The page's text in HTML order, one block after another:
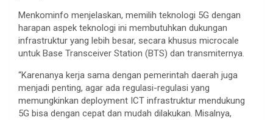
Menkominfo menjelaskan, memilih teknologi 5G dengan
harapan aspek teknologi ini membutuhkan dukungan
infrastruktur yang lebih besar, secara khusus microcale
untuk Base Transceiver Station (BTS) dan transmiternya.
“Karenanya kerja sama dengan pemerintah daerah juga
menjadi penting, agar ada regulasi-regulasi yang
memungkinkan deployment ICT infrastruktur mendukung
5G bisa dengan cepat dan mudah dilakukan. Misalnya,